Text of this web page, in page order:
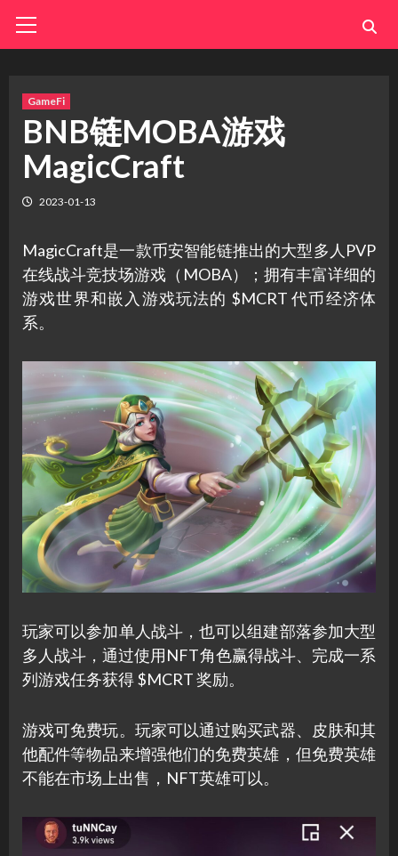
Menu
GameFi
BNB链MOBA游戏
MagicCraft
2023-01-13
MagicCraft是一款币安智能链推出的大型多人PVP
在线战斗竞技场游戏（MOBA）；拥有丰富详细的
游戏世界和嵌入游戏玩法的 $MCRT 代币经济体
系。
玩家可以参加单人战斗，也可以组建部落参加大型
多人战斗，通过使用NFT角色赢得战斗、完成一系
列游戏任务获得 $MCRT 奖励。
游戏可免费玩。玩家可以通过购买武器、皮肤和其
他配件等物品来增强他们的免费英雄，但免费英雄
不能在市场上出售，NFT英雄可以。